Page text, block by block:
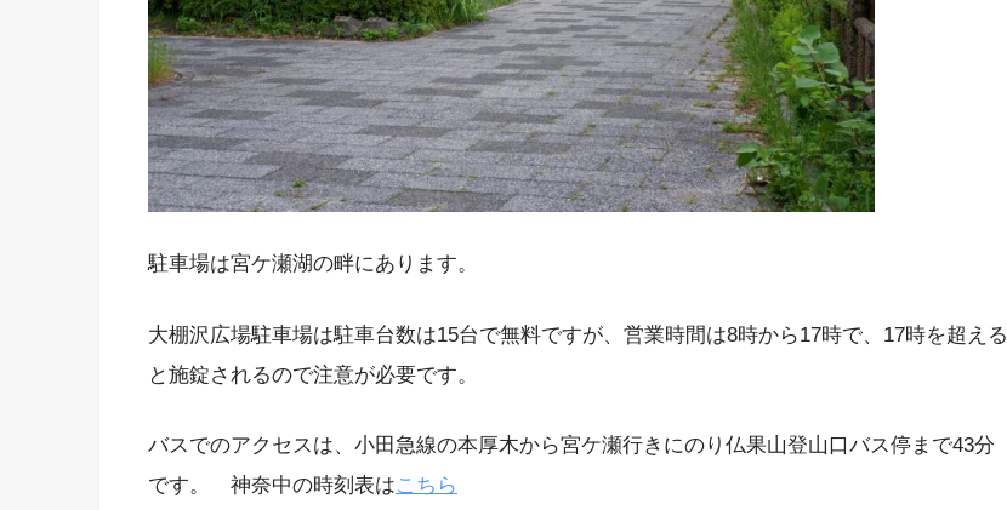
駐車場は宮ケ瀬湖の畔にあります。
大棚沢広場駐車場は駐車台数は15台で無料ですが、営業時間は8時から17時で、17時を超える
と施錠されるので注意が必要です。
バスでのアクセスは、小田急線の本厚木から宮ケ瀬行きにのり仏果山登山口バス停まで43分
です。 神奈中の時刻表はこちら